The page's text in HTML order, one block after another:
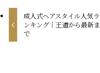
成人式ヘアスタイル人気ラ
ンキング｜王道から最新ま
で